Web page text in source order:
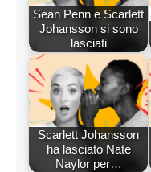
Sean Penn e Scarlett
Johansson si sono
lasciati
Scarlett Johansson
ha lasciato Nate
Naylor per…